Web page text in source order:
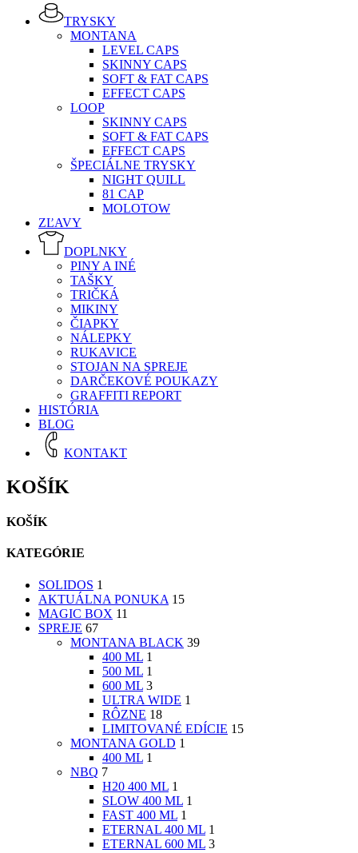
TRYSKY
MONTANA
LEVEL CAPS
SKINNY CAPS
SOFT & FAT CAPS
EFFECT CAPS
LOOP
SKINNY CAPS
SOFT & FAT CAPS
EFFECT CAPS
ŠPECIÁLNE TRYSKY
NIGHT QUILL
81 CAP
MOLOTOW
ZĽAVY
DOPLNKY
PINY A INÉ
TAŠKY
TRIČKÁ
MIKINY
ČIAPKY
NÁLEPKY
RUKAVICE
STOJAN NA SPREJE
DARČEKOVÉ POUKAZY
GRAFFITI REPORT
HISTÓRIA
BLOG
KONTAKT
KOŠÍK
KOŠÍK
KATEGÓRIE
SOLIDOS 1
AKTUÁLNA PONUKA 15
MAGIC BOX 11
SPREJE 67
MONTANA BLACK 39
400 ML 1
500 ML 1
600 ML 3
ULTRA WIDE 1
RÔZNE 18
LIMITOVANÉ EDÍCIE 15
MONTANA GOLD 1
400 ML 1
NBQ 7
H20 400 ML 1
SLOW 400 ML 1
FAST 400 ML 1
ETERNAL 400 ML 1
ETERNAL 600 ML 3